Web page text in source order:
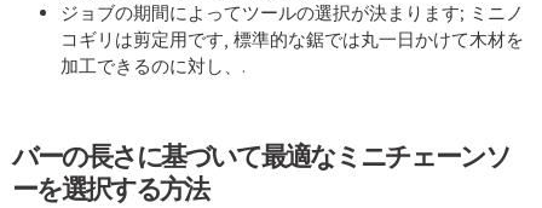
ジョブの期間によってツールの選択が決まります; ミニノ
コギリは剪定用です, 標準的な鋸では丸一日かけて木材を
加工できるのに対し、.
バーの長さに基づいて最適なミニチェーンソ
ーを選択する方法